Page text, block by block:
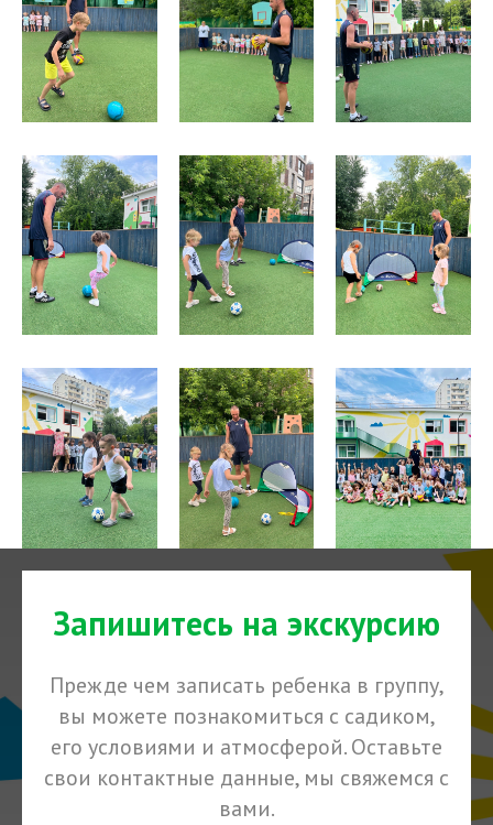
Запишитесь на экскурсию
Прежде чем записать ребенка в группу,
вы можете познакомиться с садиком,
его условиями и атмосферой. Оставьте
свои контактные данные, мы свяжемся с
вами.